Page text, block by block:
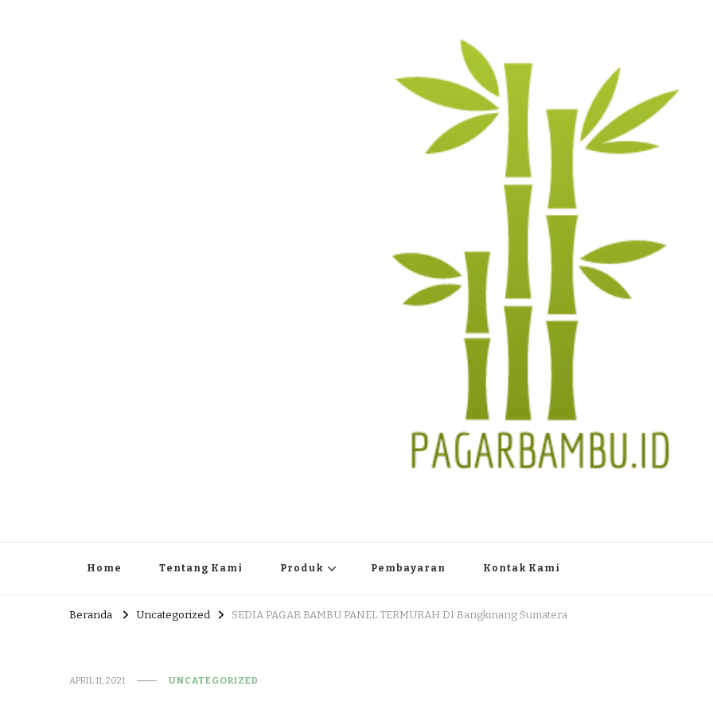
Home Tentang Kami Produk Pembayaran Kontak Kami
Beranda Uncategorized SEDIA PAGAR BAMBU PANEL TERMURAH DI Bangkinang Sumatera
APRIL 11, 2021 UNCATEGORIZED